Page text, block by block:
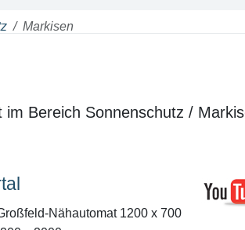
Markisen
Bereich Sonnenschutz /
Nähautomat 1200 x 700